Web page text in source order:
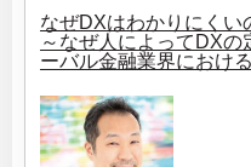
なぜDXはわかりにくい
～なぜ人によってDXの
ーバル金融業界におけ